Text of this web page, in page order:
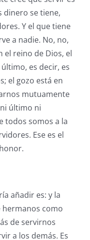
dinero se tiene,
Y el que tiene
a nadie. No, no,
el reino de Dios, el
es decir, es
el gozo está en
mutuamente
último ni
todos somos a la
Ese es el
añadir es: y la
hermanos como
de servirnos
a los demás. Es